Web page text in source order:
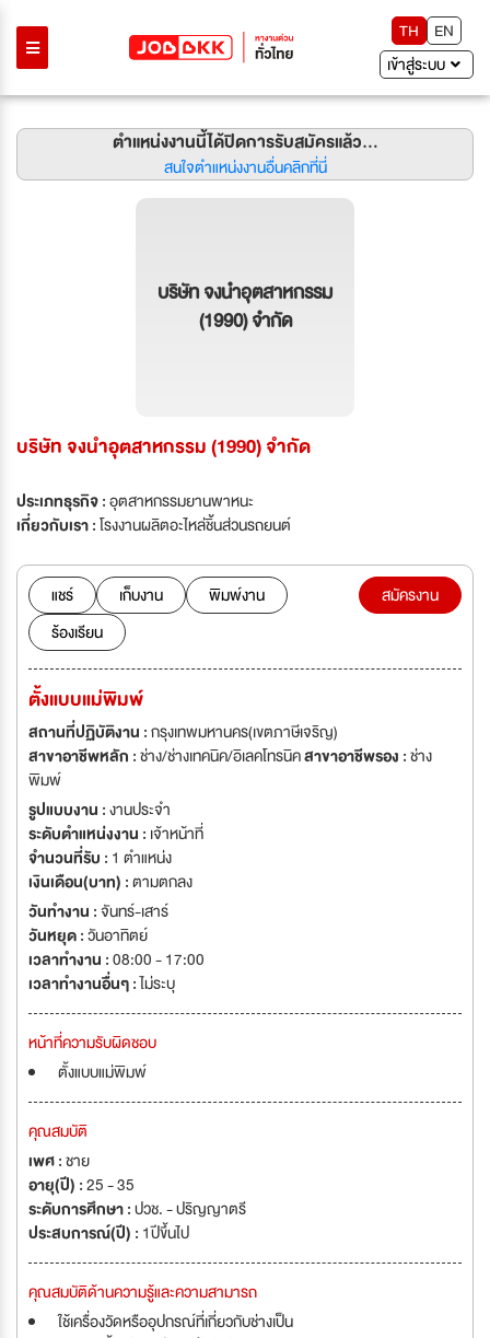
TH
EN
เข้าสู่ระบบ
ตำแหน่งงานนี้ได้ปิดการรับสมัครแล้ว...
สนใจตำแหน่งงานอื่นคลิกที่นี่
บริษัท จงนำอุตสาหกรรม
(1990) จำกัด
บริษัท จงนำอุตสาหกรรม (1990) จำกัด
ประเภทธุรกิจ :อุตสาหกรรมยานพาหนะ
เกี่ยวกับเรา :โรงงานผลิตอะไหล่ชิ้นส่วนรถยนต์
แชร์ เก็บงาน
พิมพ์งาน
ร้องเรียน
สมัครงาน
ตั้งแบบแม่พิมพ์
สถานที่ปฏิบัติงาน :กรุงเทพมหานคร(เขตภาษีเจริญ)
สาขาอาชีพหลัก :ช่าง/ช่างเทคนิค/อิเลคโทรนิคสาขาอาชีพรอง :ช่าง
พิมพ์
รูปแบบงาน :งานประจำ
ระดับตำแหน่งงาน : เจ้าหน้าที่
จำนวนที่รับ : 1 ตำแหน่ง
เงินเดือน(บาท) :ตามตกลง
วันทำงาน :จันทร์-เสาร์
วันหยุด :วันอาทิตย์
เวลาทำงาน :08:00 - 17:00
เวลาทำงานอื่นๆ :ไม่ระบุ
หน้าที่ความรับผิดชอบ
ตั้งแบบแม่พิมพ์
คุณสมบัติ
เพศ :ชาย
อายุ(ปี) :25 - 35
ระดับการศึกษา :ปวช. - ปริญญาตรี
ประสบการณ์(ปี) : 1ปีขึ้นไป
คุณสมบัติด้านความรู้และความสามารถ
ใช้เครื่องวัดหรืออุปกรณ์ที่เกี่ยวกับช่างเป็น